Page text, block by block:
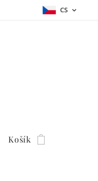
CS
Košík